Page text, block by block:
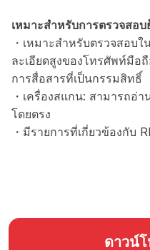
เหมาะสำหรับการตรวจสอ
・เหมาะสำหรับตรวจสอบ
ละเอียดสูงของโทรศัพท์มือ
การสื่อสารที่เป็นกรรมสิทธิ์
・เครื่องสแกน: สามารถอ่
โดยตรง
・มีรายการที่เกี่ยวข้องกับ
ดาวน์